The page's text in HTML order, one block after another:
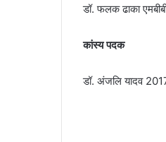
डॉ. फलक ढाका
कांस्य पदक
डॉ. अंजलि यादव